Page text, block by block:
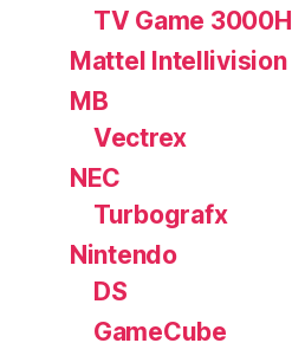
TV Game 3000H
Mattel Intellivision
MB
Vectrex
NEC
Turbografx
Nintendo
DS
GameCube